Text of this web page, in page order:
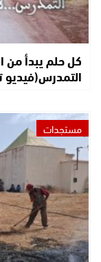
كل حلم يبدأ
مستجدات